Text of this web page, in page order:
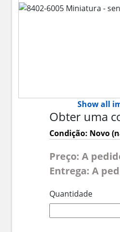
Show all
Obter uma
Condição: Novo
Preço: A
Entrega: A
Quantidade